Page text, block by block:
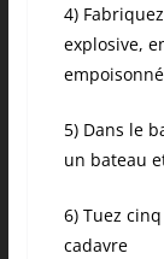
4)
explosive,
5) Dans le
un bateau
6) Tuez
cadavre